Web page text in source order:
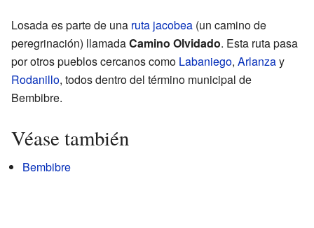
Losada es parte de una ruta jacobea (un camino de
peregrinación) llamadaCamino Olvidado. Esta ruta pasa
por otros pueblos cercanos como Labaniego, Arlanzay
Rodanillo, todos dentro del término municipal de
Bembibre.
Véase también
Bembibre